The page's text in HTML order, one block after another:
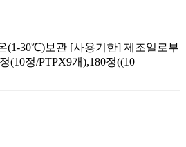
(1-30℃)보관 [사용기한] 제조일로부
(10정/PTPX9개),180정((10